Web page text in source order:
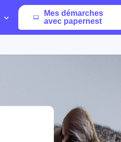
Mes démarches
avec papernest